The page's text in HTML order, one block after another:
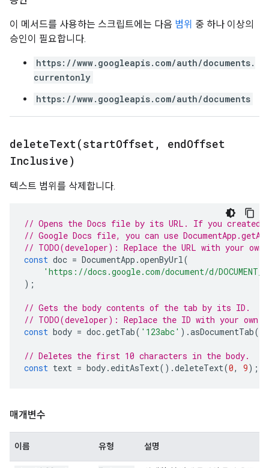
이 메서드를 사용하는 스크립트에는 다음 범위 중 하나 이상의
승인이 필요합니다.
https://www.googleapis.com/auth/documents.
currentonly
https://www.googleapis.com/auth/documents
deleteText(startOffset , endOffset
Inclusive)
텍스트 범위를 삭제합니다.
// Opens the Docs file by its URL. If you created
// Google Docs file, you can use
// TODO(developer): Replace the URL with your own.
const doc = DocumentApp .openByUrl(
'https://docs.google.com/document/d/
);
// Gets the body contents of the tab by its ID.
// TODO(developer): Replace the ID with your own.
const body = doc.getTab( '123abc' ).asDocumentTab().
// Deletes the first 10 characters in the body.
const text = body. editAsText().deleteText(0, 9);
매개변수
이름 유형 설명